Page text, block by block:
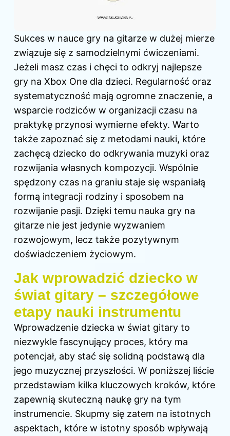
Sukces w nauce gry na gitarze w dużej mierze
związuje się z samodzielnymi ćwiczeniami.
Jeżeli masz czas i chęci to odkryj najlepsze
gry na Xbox One dla dzieci. Regularność oraz
systematyczność mają ogromne znaczenie, a
wsparcie rodziców w organizacji czasu na
praktykę przynosi wymierne efekty. Warto
także zapoznać się z metodami nauki, które
zachęcą dziecko do odkrywania muzyki oraz
rozwijania własnych kompozycji. Wspólnie
spędzony czas na graniu staje się wspaniałą
formą integracji rodziny i sposobem na
rozwijanie pasji. Dzięki temu nauka gry na
gitarze nie jest jedynie wyzwaniem
rozwojowym, lecz także pozytywnym
doświadczeniem życiowym.
Jak wprowadzić dziecko w
świat gitary – szczegółowe
etapy nauki instrumentu
Wprowadzenie dziecka w świat gitary to
niezwykle fascynujący proces, który ma
potencjał, aby stać się solidną podstawą dla
jego muzycznej przyszłości. W poniższej liście
przedstawiam kilka kluczowych kroków, które
zapewnią skuteczną naukę gry na tym
instrumencie. Skupmy się zatem na istotnych
aspektach, które w istotny sposób wpływają